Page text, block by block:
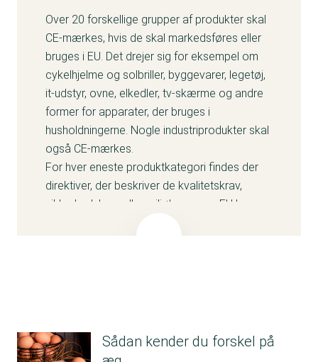
Over 20 forskellige grupper af produkter skal
CE-mærkes, hvis de skal markedsføres eller
bruges i EU. Det drejer sig for eksempel om
cykelhjelme og solbriller, byggevarer, legetøj,
it-udstyr, ovne, elkedler, tv-skærme og andre
former for apparater, der bruges i
husholdningerne. Nogle industriprodukter skal
også CE-mærkes.
For hver eneste produktkategori findes der
direktiver, der beskriver de kvalitetskrav,
sikkerhedskrav eller miljøkrav, som EU har
Det gælder for eksempel cykelhjelme. Det er
også producenterne selv, der sætter CE-
Sådan kender du forskel på